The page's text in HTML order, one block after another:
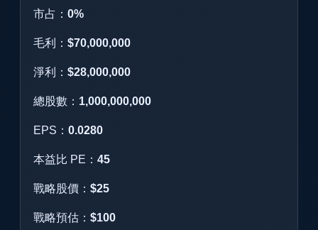
市占： 0%
毛利： $70,000,000
淨利： $28,000,000
總股數： 1,000,000,000
EPS： 0.0280
本益比 PE： 45
戰略股價： $25
戰略預估： $100